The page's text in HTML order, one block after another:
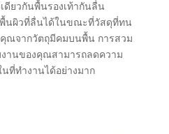
ดียวกันพื้นรองเท้ากันลื่น
นผิวที่ลื่นได้ในขณะที่วัสดุที่ทน
คุณจากวัตถุมีคมบนพื้น การสวม
งานของคุณสามารถลดความ
นที่ทํางานได้อย่างมาก